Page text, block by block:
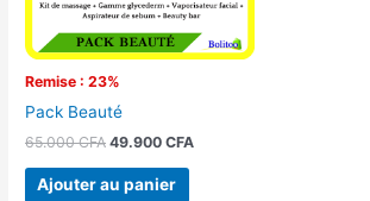
Remise : 23%
Pack Beauté
65.000CFA 49.900CFA
Ajouter au panier